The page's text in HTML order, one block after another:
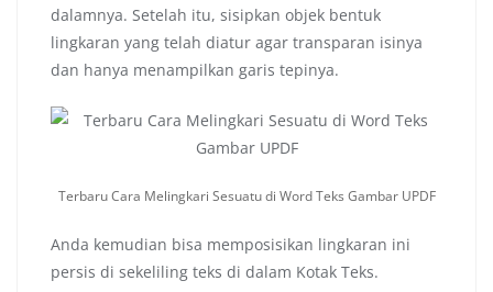
dalamnya. Setelah itu, sisipkan objek bentuk
lingkaran yang telah diatur agar transparan isinya
dan hanya menampilkan garis tepinya.
Terbaru Cara Melingkari Sesuatu di Word Teks Gambar UPDF
Anda kemudian bisa memposisikan lingkaran ini
persis di sekeliling teks di dalam Kotak Teks.